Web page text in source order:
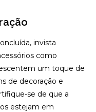
invista
como
um toque de
de decoração e
se de que a
estejam em